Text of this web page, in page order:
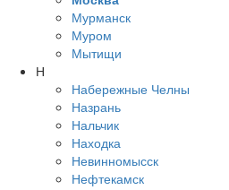
Мурманск
Муром
Мытищи
Н
Набережные Челны
Назрань
Нальчик
Находка
Невинномысск
Нефтекамск